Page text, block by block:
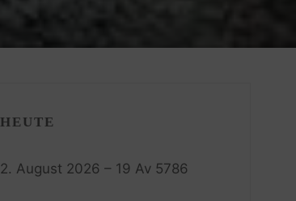
HEUTE
2. August 2026 – 19 Av 5786